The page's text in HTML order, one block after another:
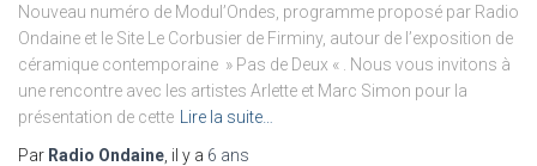
Nouveau numéro de Modul’Ondes, programme proposé par Radio
Ondaine et le Site Le Corbusier de Firminy, autour de l’exposition de
céramique contemporaine » Pas de Deux « . Nous vous invitons à
une rencontre avec les artistes Arlette et Marc Simon pour la
présentation de cette
Lire la suite…
Par Radio Ondaine , il y a 6 ans